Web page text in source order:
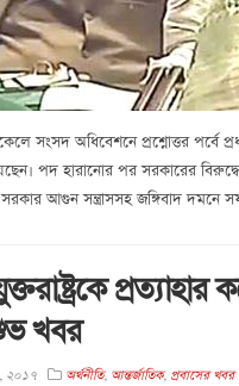
সংসদ অধিবেশনে প্রশ্নোত্তর পর্বে
পদ হারানোর পর সরকারের
আগুন সন্ত্রাসসহ জঙ্গিবাদ দমনে
খবর
2017 অর্থনীতি, আন্তর্জাতিক, প্রবাসের খবর